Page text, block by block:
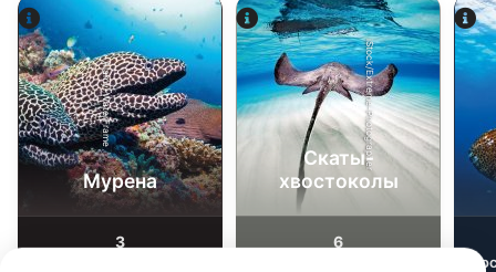
Alamy-WaterFrame
Мурена
3
iStock/Extreme-Photographer
Скаты-
хвостоколы
6